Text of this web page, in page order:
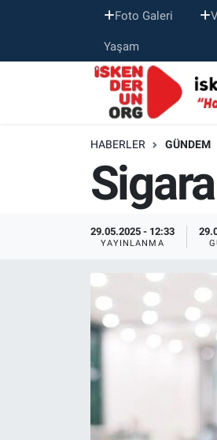
Foto Galeri
Yaşam
HABERLER GÜNDEM
29.05.2025 - 12:33
YAYINLANMA